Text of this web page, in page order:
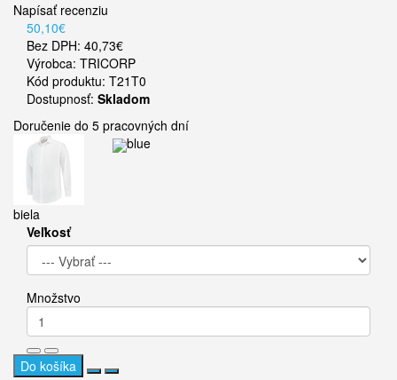
Napísať recenziu
50,10€
Bez DPH: 40,73€
Výrobca: TRICORP
Kód produktu: T21T0
Dostupnosť: Skladom
Doručenie do 5 pracovných dní
biela
blue
Veľkosť
Množstvo
Do košíka